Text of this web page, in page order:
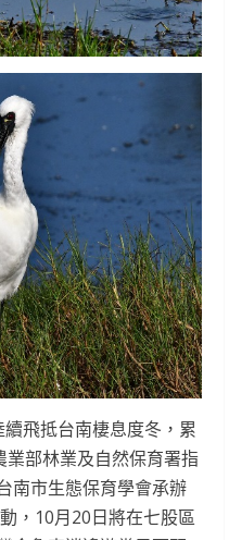
飛抵台南棲息度冬，累
部林業及自然保育署指
南市生態保育學會承辦
，10月20日將在七股區